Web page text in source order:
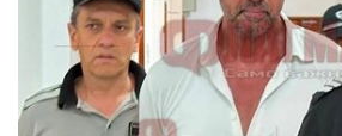
читателите
редакцията
носи
отговорност